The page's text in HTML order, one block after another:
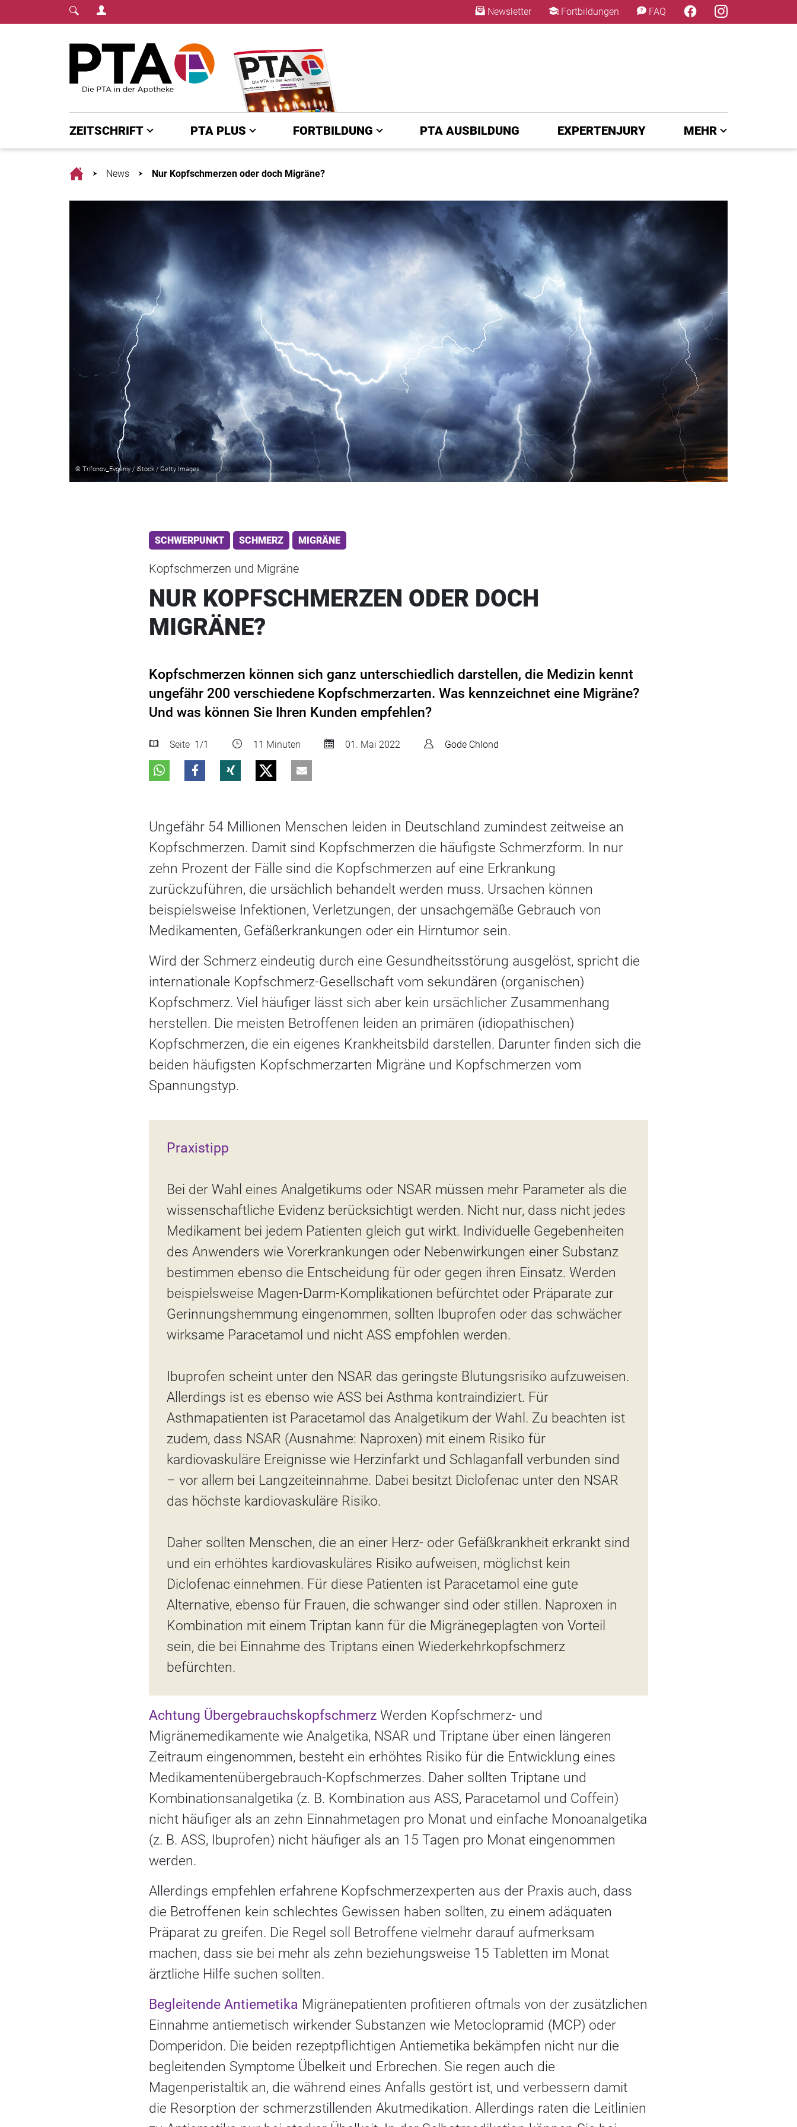
Login Menu Newsletter Fortbildungen FAQ
ZEITSCHRIFT PTA PLUS FORTBILDUNG PTA AUSBILDUNG EXPERTENJURY MEHR
HomeNews Nur Kopfschmerzen oder doch Migräne?
© Trifonov_Evgeniy / iStock / Getty Images
SCHWERPUNKT SCHMERZ MIGRÄNE
Kopfschmerzen und Migräne
NUR KOPFSCHMERZEN ODER DOCH
MIGRÄNE?
Kopfschmerzen können sich ganz unterschiedlich darstellen, die Medizin kennt
ungefähr 200 verschiedene Kopfschmerzarten. Was kennzeichnet eine Migräne?
Und was können Sie Ihren Kunden empfehlen?
Seite 1 /1 11 Minuten 01. Mai 2022 Gode Chlond
Ungefähr 54 Millionen Menschen leiden in Deutschland zumindest zeitweise an
Kopfschmerzen. Damit sind Kopfschmerzen die häufigste Schmerzform. In nur
zehn Prozent der Fälle sind die Kopfschmerzen auf eine Erkrankung
zurückzuführen, die ursächlich behandelt werden muss. Ursachen können
beispielsweise Infektionen, Verletzungen, der unsachgemäße Gebrauch von
Medikamenten, Gefäßerkrankungen oder ein Hirntumor sein.
Wird der Schmerz eindeutig durch eine Gesundheitsstörung ausgelöst, spricht die
internationale Kopfschmerz-Gesellschaft vom sekundären (organischen)
Kopfschmerz. Viel häufiger lässt sich aber kein ursächlicher Zusammenhang
herstellen. Die meisten Betroffenen leiden an primären (idiopathischen)
Kopfschmerzen, die ein eigenes Krankheitsbild darstellen. Darunter finden sich die
beiden häufigsten Kopfschmerzarten Migräne und Kopfschmerzen vom
Spannungstyp.
Praxistipp
Bei der Wahl eines Analgetikums oder NSAR müssen mehr Parameter als die
wissenschaftliche Evidenz berücksichtigt werden. Nicht nur, dass nicht jedes
Medikament bei jedem Patienten gleich gut wirkt. Individuelle Gegebenheiten
des Anwenders wie Vorerkrankungen oder Nebenwirkungen einer Substanz
bestimmen ebenso die Entscheidung für oder gegen ihren Einsatz. Werden
beispielsweise Magen-Darm-Komplikationen befürchtet oder Präparate zur
Gerinnungshemmung eingenommen, sollten Ibuprofen oder das schwächer
wirksame Paracetamol und nicht ASS empfohlen werden.
Ibuprofen scheint unter den NSAR das geringste Blutungsrisiko aufzuweisen.
Allerdings ist es ebenso wie ASS bei Asthma kontraindiziert. Für
Asthmapatienten ist Paracetamol das Analgetikum der Wahl. Zu beachten ist
zudem, dass NSAR (Ausnahme: Naproxen) mit einem Risiko für
kardiovaskuläre Ereignisse wie Herzinfarkt und Schlaganfall verbunden sind
– vor allem bei Langzeiteinnahme. Dabei besitzt Diclofenac unter den NSAR
das höchste kardiovaskuläre Risiko.
Daher sollten Menschen, die an einer Herz- oder Gefäßkrankheit erkrankt sind
und ein erhöhtes kardiovaskuläres Risiko aufweisen, möglichst kein
Diclofenac einnehmen. Für diese Patienten ist Paracetamol eine gute
Alternative, ebenso für Frauen, die schwanger sind oder stillen. Naproxen in
Kombination mit einem Triptan kann für die Migränegeplagten von Vorteil
sein, die bei Einnahme des Triptans einen Wiederkehrkopfschmerz
befürchten.
Achtung Übergebrauchskopfschmerz Werden Kopfschmerz- und
Migränemedikamente wie Analgetika, NSAR und Triptane über einen längeren
Zeitraum eingenommen, besteht ein erhöhtes Risiko für die Entwicklung eines
Medikamentenübergebrauch-Kopfschmerzes. Daher sollten Triptane und
Kombinationsanalgetika (z. B. Kombination aus ASS, Paracetamol und Coffein)
nicht häufiger als an zehn Einnahmetagen pro Monat und einfache Monoanalgetika
(z. B. ASS, Ibuprofen) nicht häufiger als an 15 Tagen pro Monat eingenommen
werden.
Allerdings empfehlen erfahrene Kopfschmerzexperten aus der Praxis auch, dass
die Betroffenen kein schlechtes Gewissen haben sollten, zu einem adäquaten
Präparat zu greifen. Die Regel soll Betroffene vielmehr darauf aufmerksam
machen, dass sie bei mehr als zehn beziehungsweise 15 Tabletten im Monat
ärztliche Hilfe suchen sollten.
Begleitende Antiemetika Migränepatienten profitieren oftmals von der zusätzlichen
Einnahme antiemetisch wirkender Substanzen wie Metoclopramid (MCP) oder
Domperidon. Die beiden rezeptpflichtigen Antiemetika bekämpfen nicht nur die
begleitenden Symptome Übelkeit und Erbrechen. Sie regen auch die
Magenperistaltik an, die während eines Anfalls gestört ist, und verbessern damit
die Resorption der schmerzstillenden Akutmedikation. Allerdings raten die Leitlinien
×